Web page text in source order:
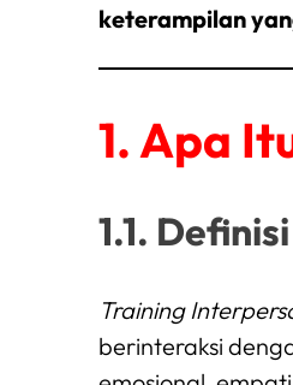
keterampilan
1. Apa
1.1.
Training
berinteraksi